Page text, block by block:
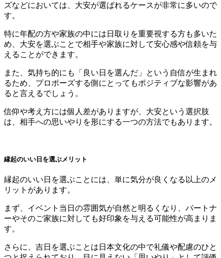
ズなどにおいては、大安が選ばれるケースが非常に多いので
す。
特に年配の方や家族の中には日取りを重要視する方も多いた
め、大安を選ぶことで相手や家族に対して安心感や信頼を与
えることができます。
また、気持ち的にも「良い日を選んだ」という自信が生まれ
るため、プロポーズする側にとってもポジティブな影響があ
ると言えるでしょう。
信仰や考え方には個人差がありますが、大安という選択肢
は、相手への思いやりを形にする一つの方法でもあります。
縁起のいい日を選ぶメリット
縁起のいい日を選ぶことには、単に気分が良くなる以上のメ
リットがあります。
まず、イベント当日の雰囲気が自然と明るくなり、パートナ
ーやそのご家族に対しても好印象を与える可能性が高まりま
す。
さらに、吉日を選ぶことは日本文化の中で礼儀や配慮のひと